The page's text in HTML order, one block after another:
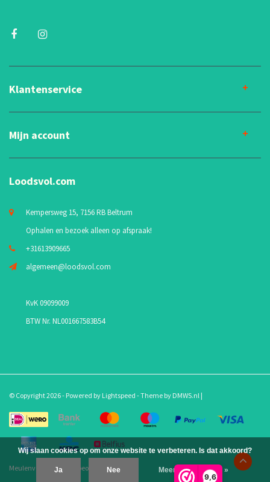
9,6
Klantenservice
Mijn account
Loodsvol.com
Kempersweg 15, 7156 RB Beltrum
Ophalen en bezoek alleen op afspraak!
+31613909665
algemeen@loodsvol.com
KvK 09099009
BTW Nr. NL001667583B54
© Copyright 2026 - Powered by Lightspeed - Theme by DMWS.nl |
Meulenveld.com beoordelingen op
Wij slaan cookies op om onze website te verbeteren. Is dat akkoord?
Ja Nee Meer over cookies »